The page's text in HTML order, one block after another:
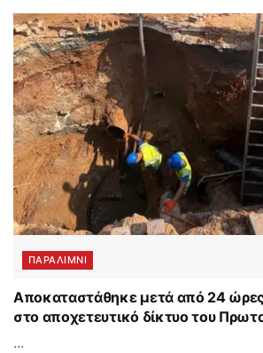
ΠΑΡΑΛΊΜΝΙ
Αποκαταστάθηκε μετά από 24
στο αποχετευτικό δίκτυο του
...